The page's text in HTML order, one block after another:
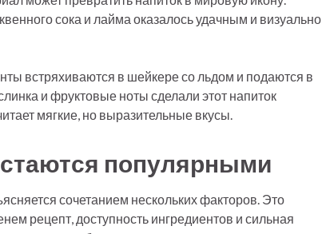
сока и лайма оказалось удачным и визуально
встряхиваются в шейкере со льдом и подаются в
и фруктовые ноты сделали этот напиток
мягкие, но выразительные вкусы.
популярными
сочетанием нескольких факторов. Это
рецепт, доступность ингредиентов и сильная